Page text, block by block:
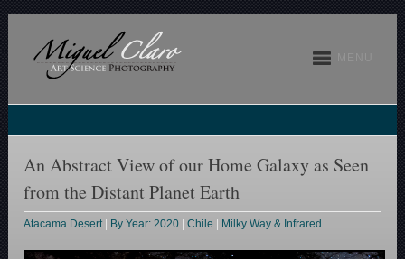
An Abstract View of our Home Galaxy as Seen
from the Distant Planet Earth
Atacama Desert| By Year: 2020 |Chile Milky Way & Infrared